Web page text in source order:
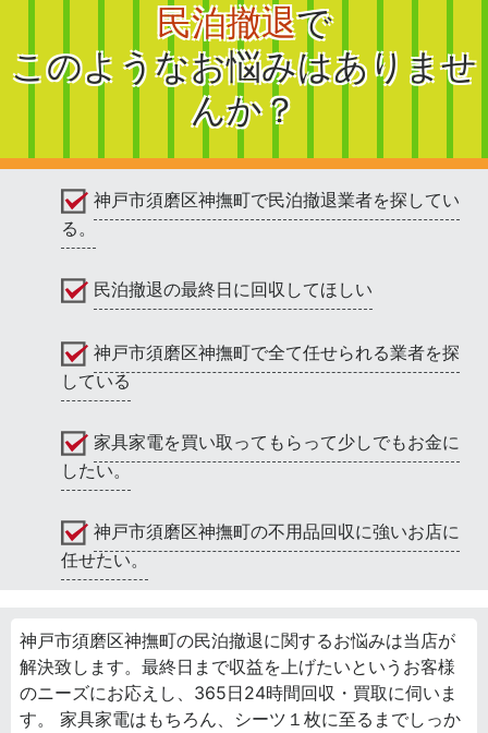
民泊撤退で
このようなお悩みはありませ
んか？
神戸市須磨区神撫町で民泊撤退業者を探してい
る。
民泊撤退の最終日に回収してほしい
神戸市須磨区神撫町で全て任せられる業者を探
している
家具家電を買い取ってもらって少しでもお金に
したい。
神戸市須磨区神撫町の不用品回収に強いお店に
任せたい。
神戸市須磨区神撫町の民泊撤退に関するお悩みは当店が
解決致します。最終日まで収益を上げたいというお客様
のニーズにお応えし、365日24時間回収・買取に伺いま
す。 家具家電はもちろん、シーツ１枚に至るまでしっか